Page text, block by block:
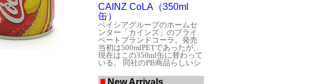
CAINZ CoLA（350ml
缶）
ベイシアグループのホームセ
ンター「カインズ」のプライ
ベートブランドコーラ。発売
当初は500mlPETであったが、
現在はこの350ml缶に替わって
いる。
同社のPB商品らしいシ
が目を引く。国産かつ人工甘
New Arrivals